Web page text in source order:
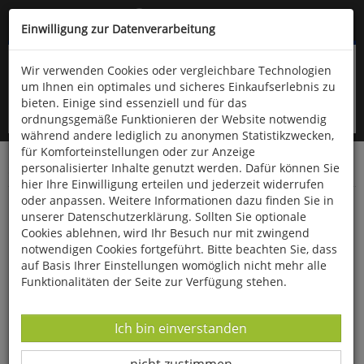
Kompletten Head der Seite überspringen
oder (06766) 9323-960
Startseite Bücher Biologie allgemein Ornithologie
Das wilde Leben der Vögel
Einwilligung zur Datenverarbeitung
Wir verwenden Cookies oder vergleichbare Technologien
um Ihnen ein optimales und sicheres Einkaufserlebnis zu
bieten. Einige sind essenziell und für das
ordnungsgemäße Funktionieren der Website notwendig
während andere lediglich zu anonymen Statistikzwecken,
für Komforteinstellungen oder zur Anzeige
personalisierter Inhalte genutzt werden. Dafür können Sie
hier Ihre Einwilligung erteilen und jederzeit widerrufen
oder anpassen. Weitere Informationen dazu finden Sie in
unserer Datenschutzerklärung. Sollten Sie optionale
Cookies ablehnen, wird Ihr Besuch nur mit zwingend
notwendigen Cookies fortgeführt. Bitte beachten Sie, dass
auf Basis Ihrer Einstellungen womöglich nicht mehr alle
Funktionalitäten der Seite zur Verfügung stehen.
Datenverarbeitung -
Ich bin einverstanden